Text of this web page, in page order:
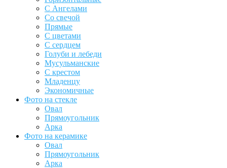
С Ангелами
Со свечой
Прямые
С цветами
С сердцем
Голуби и лебеди
Мусульманские
С крестом
Младенцу
Экономичные
Фото на стекле
Овал
Прямоугольник
Арка
Фото на керамике
Овал
Прямоугольник
Арка